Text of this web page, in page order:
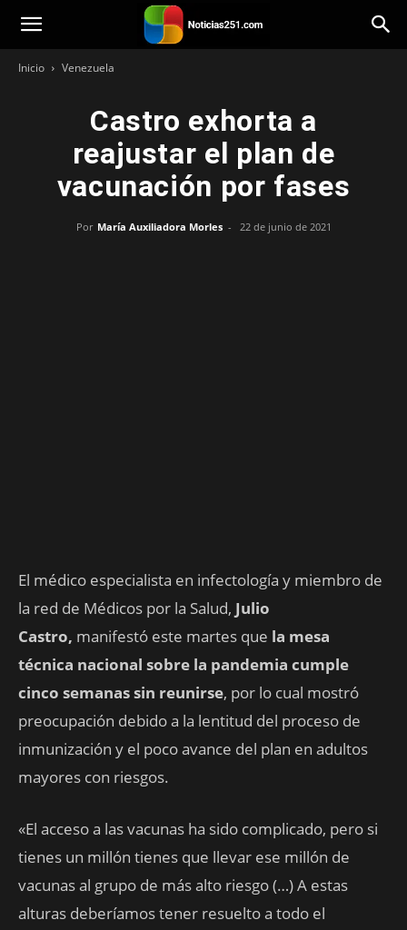
Noticias251
Inicio Venezuela
Castro exhorta a
reajustar el plan de
vacunación por fases
Por María Auxiliadora Morles - 22 de junio de 2021
El médico especialista en infectología y miembro de
la red de Médicos por la Salud, Julio
Castro, manifestó este martes que la mesa
técnica nacional sobre la pandemia cumple
cinco semanas sin reunirse, por lo cual mostró
preocupación debido a la lentitud del proceso de
inmunización y el poco avance del plan en adultos
mayores con riesgos.
«El acceso a las vacunas ha sido complicado, pero si
tienes un millón tienes que llevar ese millón de
vacunas al grupo de más alto riesgo (…) A estas
alturas deberíamos tener resuelto a todo el